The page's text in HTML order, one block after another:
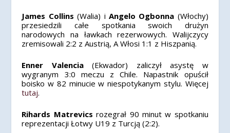
James Collins (Walia) i Angelo Ogbonna (Włochy)
przesiedzili całe spotkania swoich drużyn
narodowych na ławkach rezerwowych. Walijczycy
zremisowali 2:2 z Austrią, A Włosi 1:1 z Hiszpanią.
Enner Valencia(Ekwador) zaliczył asystę w
wygranym 3:0 meczu z Chile. Napastnik opuścił
boisko w 82 minucie w niespotykanym stylu. Więcej
tutaj.
Rihards Matrevics rozegrał 90 minut w spotkaniu
reprezentacji Łotwy U19 z Turcją (2:2).